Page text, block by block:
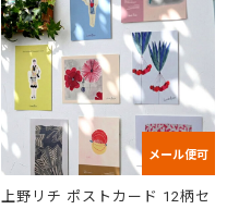
メール便可
上野リチ ポストカード 12柄セ